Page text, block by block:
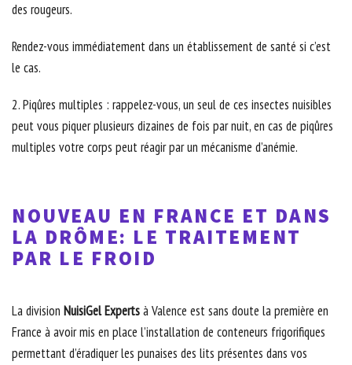
des rougeurs.
Rendez-vous immédiatement dans un établissement de santé si c’est
le cas.
2. Piqûres multiples : rappelez-vous, un seul de ces insectes nuisibles
peut vous piquer plusieurs dizaines de fois par nuit, en cas de piqûres
multiples votre corps peut réagir par un mécanisme d’anémie.
NOUVEAU EN FRANCE ET DANS
LA DRÔME: LE TRAITEMENT
PAR LE FROID
La division NuisiGel Expertsà Valence est sans doute la première en
France à avoir mis en place l’installation de conteneurs frigorifiques
permettant d’éradiquer les punaises des lits présentes dans vos